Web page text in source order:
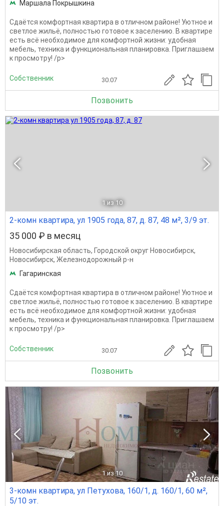
Маршала Покрышкина
Сдаётся комфортная квартира в отличном районе! Уютное и
светлое жильё, полностью готовое к заселению. В квартире
есть всё необходимое для комфортной жизни: удобная
мебель, техника и функциональная планировка. Приглашаем
к просмотру! /p>
Собственник 30.07
Позвонить
1 из 10
2-комн квартира, ул 1905 года, 87, д. 87, 48 м², 3/9 эт.
35 000 ₽ в месяц
Новосибирская область, Городской округ Новосибирск,
Новосибирск, Железнодорожный р-н
Гагаринская
Сдаётся комфортная квартира в отличном районе! Уютное и
светлое жильё, полностью готовое к заселению. В квартире
есть всё необходимое для комфортной жизни: удобная
мебель, техника и функциональная планировка. Приглашаем
к просмотру! /p>
Собственник 30.07
Позвонить
1 из 10
3-комн квартира, ул Петухова, 160/1, д. 160/1, 60 м²,
5/10 эт.